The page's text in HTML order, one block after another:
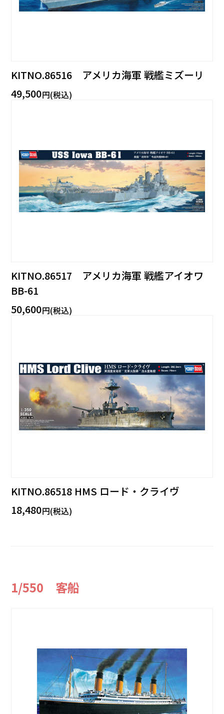
KITNO.86516 アメリカ海軍 戦艦ミズーリ
49,500円(税込)
KITNO.86517 アメリカ海軍 戦艦アイオワ
BB-61
50,600円(税込)
KITNO.86518 HMS ロード・クライヴ
18,480円(税込)
1/550 客船